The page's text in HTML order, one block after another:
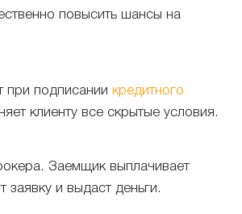
повысить шансы на
при подписании кредитного
клиенту все скрытые условия.
Заемщик выплачивает
заявку и выдаст деньги.